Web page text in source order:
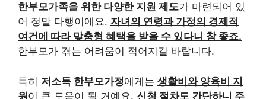
한부모가족을 위한 다양한 지원 제도가 마련되어 있
어 정말 다행이에요. 자녀의 연령과 가정의 경제적
여건에 따라 맞춤형 혜택을 받을 수 있다니 참 좋죠.
한부모가 겪는 어려움이 적어지길 바랍니다.
특히 저소득 한부모가정에게는 생활비와 양육비 지
원이 큰 도움이 될 거예요. 신청 절차도 간단하니 주